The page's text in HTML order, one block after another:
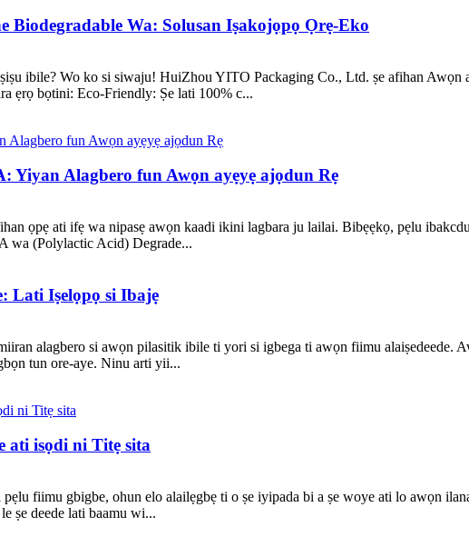
Biodegradable Wa: Solusan Iṣakojọpọ Ọrẹ-Eko
ibile? Wo ko si siwaju! HuiZhou YITO Packaging Co., Ltd. ṣe afihan
ẹrọ bọtini: Eco-Friendly: Ṣe lati 100% c...
Yiyan Alagbero fun Awọn ayẹyẹ ajọdun Rẹ
ọpẹ ati ifẹ wa nipasẹ awọn kaadi ikini lagbara ju lailai. Bibẹẹkọ, pẹlu
wa (Polylactic Acid) Degrade...
Lati Iṣelọpọ si Ibajẹ
alagbero si awọn pilasitik ibile ti yori si igbega ti awọn fiimu alaiṣedeede.
tun ore-aye. Ninu arti yii...
ati isọdi ni Titẹ sita
pẹlu fiimu gbigbe, ohun elo alailẹgbẹ ti o ṣe iyipada bi a ṣe woye ati lo awọn
ṣe deede lati baamu wi...